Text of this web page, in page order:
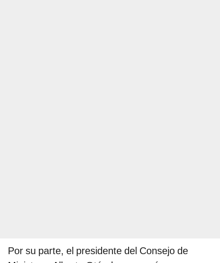
Por su parte, el presidente del Consejo de